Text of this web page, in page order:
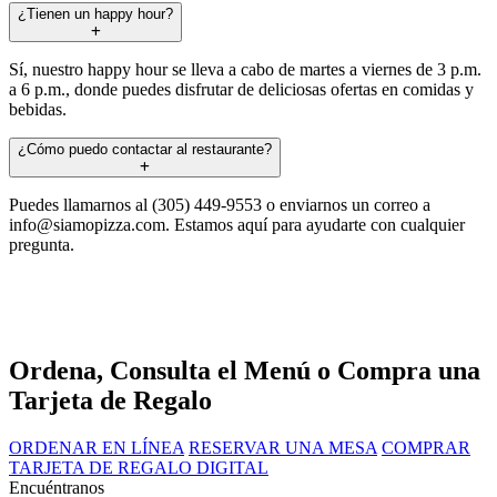
¿Tienen un happy hour?
Sí, nuestro happy hour se lleva a cabo de martes a viernes de 3 p.m.
a 6 p.m., donde puedes disfrutar de deliciosas ofertas en comidas y
bebidas.
¿Cómo puedo contactar al restaurante?
Puedes llamarnos al (305) 449-9553 o enviarnos un correo a
info@siamopizza.com. Estamos aquí para ayudarte con cualquier
pregunta.
Ordena, Consulta el Menú o Compra una
Tarjeta de Regalo
ORDENAR EN LÍNEA RESERVAR UNA MESA COMPRAR
TARJETA DE REGALO DIGITAL
Encuéntranos